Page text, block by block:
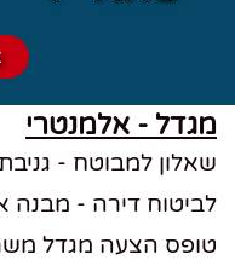
מגדל - אלמנטרי
שאלון למבוטח -
לביטוח דירה - מבנה
טופס הצעה מגדל